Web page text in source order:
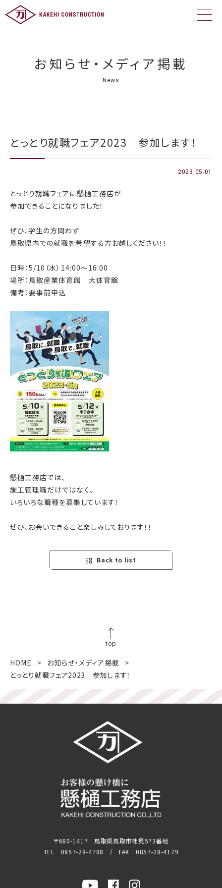
お知らせ・メディア掲載
News
とっとり就職フェア2023 参加します！
2023.05.01
とっとり就職フェアに懸樋工務店が
参加できることになりました！
ぜひ、学生の方問わず
鳥取県内での就職を希望する方お越しください！！
日時：5/10（水）14:00～16:00
場所：鳥取産業体育館 大体育館
備考：要事前申込
懸樋工務店では、
施工管理職だけではなく、
いろいろな職種を募集しています！
ぜひ、お会いできること楽しみしております！！
Back to list
top
HOME
お知らせ・メディア掲載
とっとり就職フェア2023 参加します！
〒680-1417 鳥取県鳥取市桂見573番地
TEL 0857-28-4788 / FAX 0857-28-4179